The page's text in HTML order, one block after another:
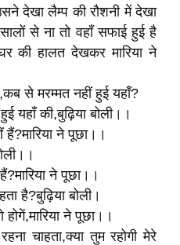
देखा लैम्प की रौशनी में देखा
से ना तो वहाँ सफाई हुई है
की हालत देखकर मारिया ने
से मरम्मत नहीं हुई यहाँ?
यहाँ की,बुढ़िया बोली।।
ने पूछा।।
ने पूछा।।
है?बुढ़िया बोली।
ने पूछा।।
चाहता,क्या तुम रहोगी मेरे